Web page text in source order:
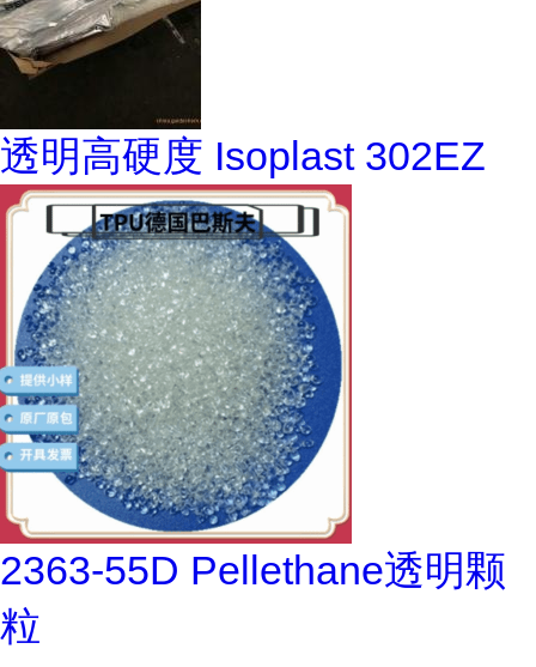
透明高硬度 Isoplast 302EZ
2363-55D Pellethane透明颗
粒